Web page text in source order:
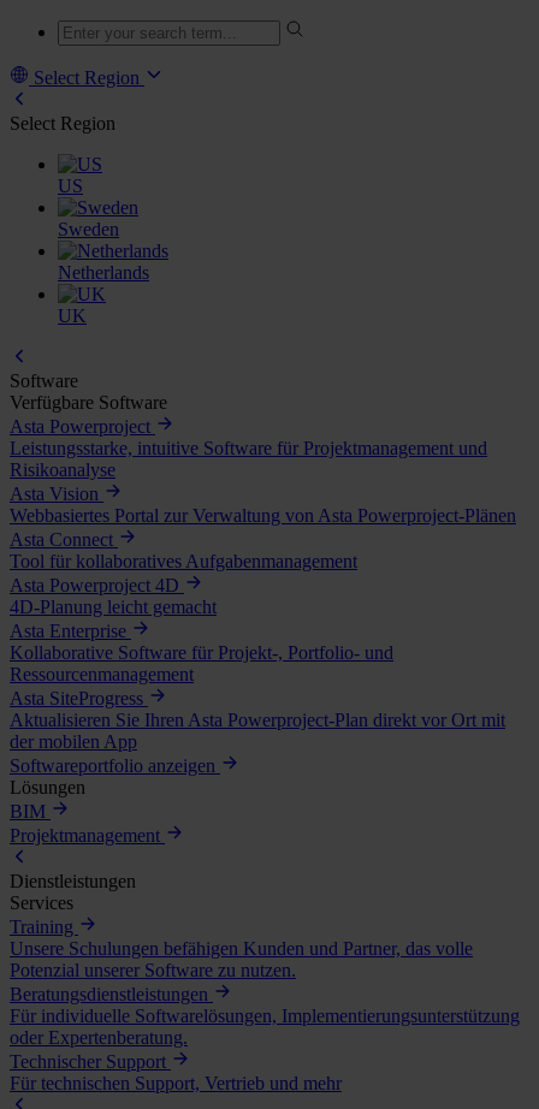
Select Region
Select Region
US
Sweden
Netherlands
UK
Software
Verfügbare Software
Asta Powerproject
Leistungsstarke, intuitive Software für Projektmanagement und
Risikoanalyse
Asta Vision
Webbasiertes Portal zur Verwaltung von Asta Powerproject-Plänen
Asta Connect
Tool für kollaboratives Aufgabenmanagement
Asta Powerproject 4D
4D-Planung leicht gemacht
Asta Enterprise
Kollaborative Software für Projekt-, Portfolio- und
Ressourcenmanagement
Asta SiteProgress
Aktualisieren Sie Ihren Asta Powerproject-Plan direkt vor Ort mit
der mobilen App
Softwareportfolio anzeigen
Lösungen
BIM
Projektmanagement
Dienstleistungen
Services
Training
Unsere Schulungen befähigen Kunden und Partner, das volle
Potenzial unserer Software zu nutzen.
Beratungsdienstleistungen
Für individuelle Softwarelösungen, Implementierungsunterstützung
oder Expertenberatung.
Technischer Support
Für technischen Support, Vertrieb und mehr